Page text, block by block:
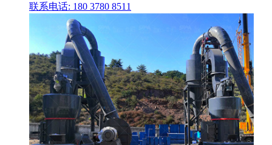
联系电话: 180 3780 8511